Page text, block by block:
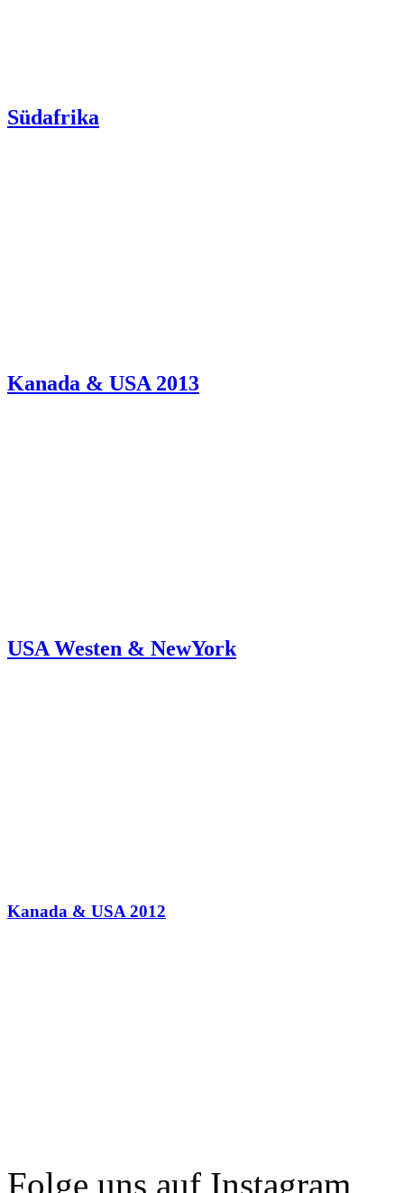
Südafrika
Kanada & USA 2013
USA Westen & NewYork
Kanada & USA 2012
Folge uns auf Instagram